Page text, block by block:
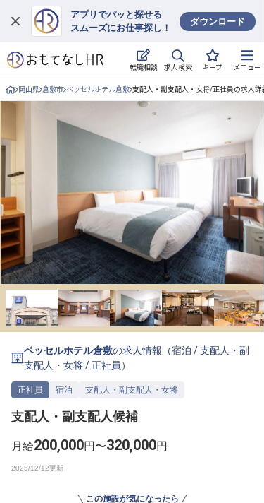
アプリでパッと探せる
スムーズにお仕事探し！
ダウンロード
転職相談 求人検索 キープ メニュー
ログイン
求人・施設を探す
就職・転職 合同説明会
ご利用の流れ
よくある質問
ホテル・宿泊業界情報コラム
無料 転職サポートに申し込む
岡山県 倉敷市 ベッセルホテル倉敷 支配人・副支配人・女将/正社員の求人詳
ベッセルホテル倉敷の求人情報（宿泊 /支配人・副
支配人・女将/正社員 ）
正社員 宿泊 支配人・副支配人・女将
支配人・副支配人候補
月給200,000円〜320,000円
この施設が気になったら